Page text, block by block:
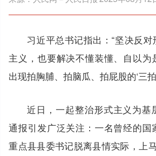
习近平总书记指出：“坚决反
主义，也要解决不懂装懂、自以为
出现拍胸脯、拍脑瓜、拍屁股的‘三
近日，一起整治形式主义为基
通报引发广泛关注：一名曾经的国
重点县县委书记脱离县情实际，上